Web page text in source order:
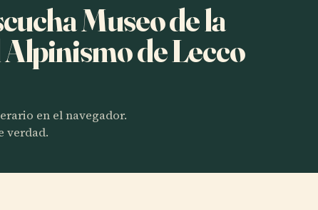
Museo de la
de Lecco
en el navegador.
verdad.